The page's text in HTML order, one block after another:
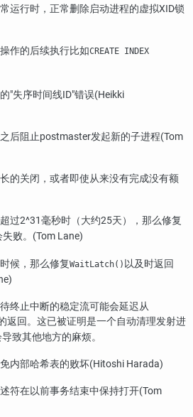
运行时，正常删除启动进程的虚拟XID锁
作的后续执行比如CREATE INDEX
"失序时间线ID"错误(Heikki
后阻止postmaster发起新的子进程(Tom
的关闭，或者即使从来没有完成没有额
超过2^31毫秒时（大约25天），那么修复
败。(Tom Lane)
候，那么修复WaitLatch() 以及时返回
终止中断的稳定流可能会延迟从
返回。这已被证明是一个自动清理发射进
致其他地方的麻烦。
内部哈希表的败坏(Hitoshi Harada)
符在以前事务结束中保持打开(Tom